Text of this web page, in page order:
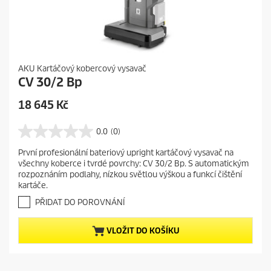
AKU Kartáčový kobercový vysavač
CV 30/2 Bp
C
r
e
n
t
p
r
o
d
18 645 Kč
0.0 (0)
0
.
0
z
5
h
z
d
i
První profesionální bateriový upright kartáčový vysavač na
všechny koberce i tvrdé povrchy: CV 30/2 Bp. S automatickým
rozpoznáním podlahy, nízkou světlou výškou a funkcí čištění
kartáče.
PŘIDAT DO POROVNÁNÍ
VLOŽIT DO KOŠÍKU